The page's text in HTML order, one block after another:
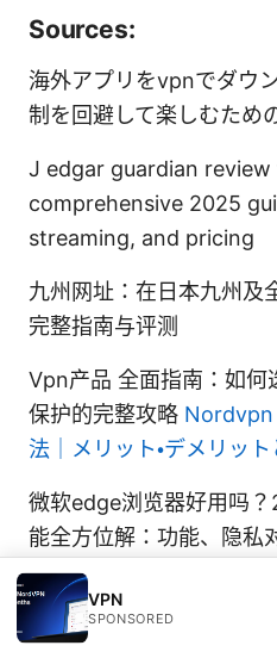
Sources:
海外アプリをvpnでダウ
制を回避して楽しむため
J edgar guardian review
comprehensive 2025
streaming, and pricing
九州网址：在日本九州及
完整指南与评测
Vpn产品 全面指南：如何
保护的完整攻略 Nordvpn
法｜メリット・デメリッ
微软edge浏览器好用吗
能全方位解：功能、隐私
VPN
SPONSORED